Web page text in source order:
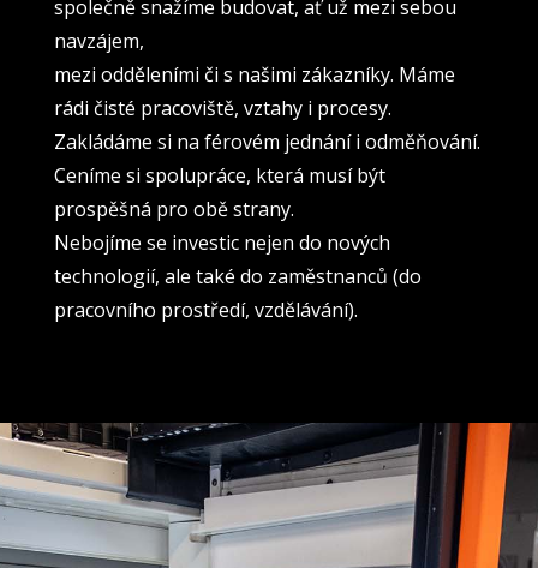
společně snažíme budovat, ať už mezi sebou
navzájem,
mezi odděleními či s našimi zákazníky. Máme
rádi čisté pracoviště, vztahy i procesy.
Zakládáme si na férovém jednání i odměňování.
Ceníme si spolupráce, která musí být
prospěšná pro obě strany.
Nebojíme se investic nejen do nových
technologií, ale také do zaměstnanců (do
pracovního prostředí, vzdělávání).